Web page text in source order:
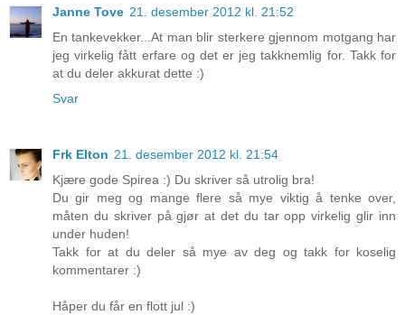
Janne Tove 21. desember 2012 kl. 21:52
En tankevekker...At man blir sterkere gjennom motgang har
jeg virkelig fått erfare og det er jeg takknemlig for. Takk for
at du deler akkurat dette :)
Svar
Frk Elton 21. desember 2012 kl. 21:54
Kjære gode Spirea :) Du skriver så utrolig bra!
Du gir meg og mange flere så mye viktig å tenke over,
måten du skriver på gjør at det du tar opp virkelig glir inn
under huden!
Takk for at du deler så mye av deg og takk for koselig
kommentarer :)
Håper du får en flott jul :)